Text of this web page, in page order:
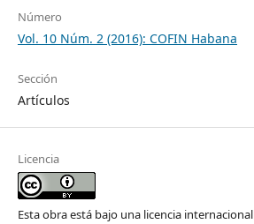
Número
Vol. 10 Núm. 2 (2016): COFIN Habana
Sección
Artículos
Licencia
Esta obra está bajo una licencia internacional